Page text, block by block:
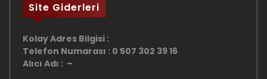
Site Giderleri
Kolay Adres Bilgisi :
Telefon Numarası : 0 507 302 39 16
Alıcı Adı : –